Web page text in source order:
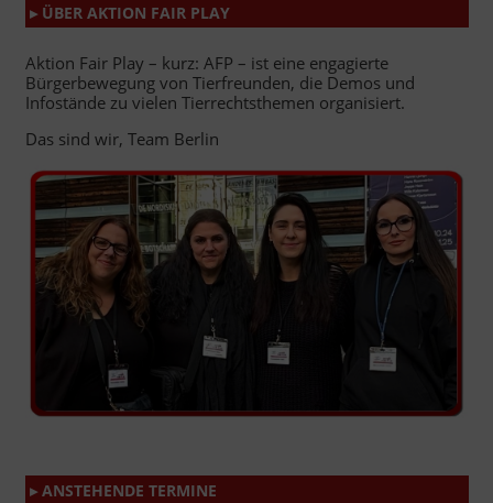
▸ ÜBER AKTION FAIR PLAY
Aktion Fair Play – kurz: AFP – ist eine engagierte
Bürgerbewegung von Tierfreunden, die Demos und
Infostände zu vielen Tierrechtsthemen organisiert.
Das sind wir, Team Berlin
▸ ANSTEHENDE TERMINE